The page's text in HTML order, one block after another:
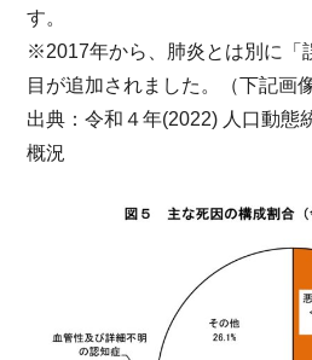
す。
※2017年から、肺炎とは別に「
目が追加されました。（下記画
出典：令和４年(2022) 人口動態
概況